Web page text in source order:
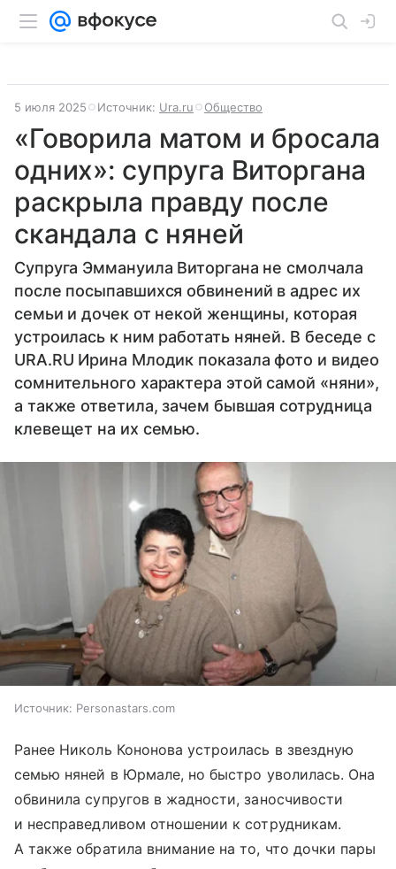
5 июля 2025 Источник: Ura.ru Общество
«Говорила матом и бросала
одних»: супруга Виторгана
раскрыла правду после
скандала с няней
Супруга Эммануила Виторгана не смолчала
после посыпавшихся обвинений в адрес их
семьи и дочек от некой женщины, которая
устроилась к ним работать няней. В беседе с
URA.RU Ирина Млодик показала фото и видео
сомнительного характера этой самой «няни»,
а также ответила, зачем бывшая сотрудница
клевещет на их семью.
Источник: Personastars.com
Ранее Николь Кононова устроилась в звездную
семью няней в Юрмале, но быстро уволилась. Она
обвинила супругов в жадности, заносчивости
и несправедливом отношении к сотрудникам.
А также обратила внимание на то, что дочки пары